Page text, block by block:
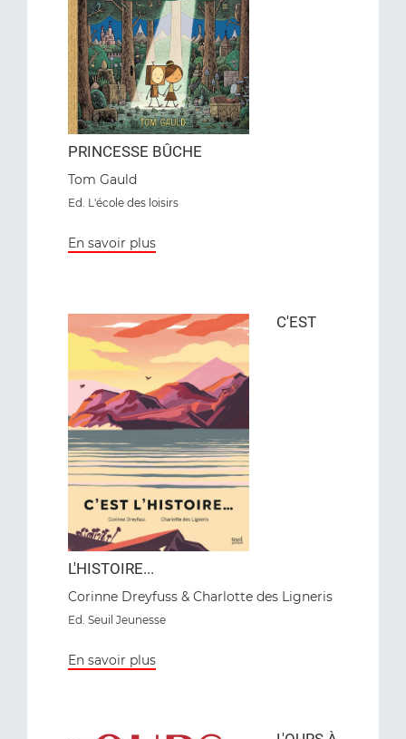
PRINCESSE BÛCHE
Tom Gauld
Ed. L'école des loisirs
En savoir plus
C'EST
L'HISTOIRE...
Corinne Dreyfuss & Charlotte des Ligneris
Ed. Seuil Jeunesse
En savoir plus